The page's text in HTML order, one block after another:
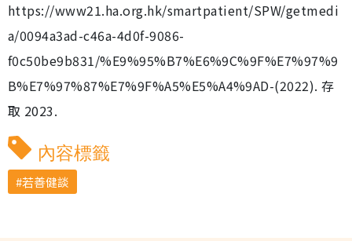
https://www21.ha.org.hk/smartpatient/SPW/getmedi
a/0094a3ad-c46a-4d0f-9086-
f0c50be9b831/%E9%95%B7%E6%9C%9F%E7%97%9
B%E7%97%87%E7%9F%A5%E5%A4%9AD-(2022). 存
取 2023.
內容標籤
若善健談